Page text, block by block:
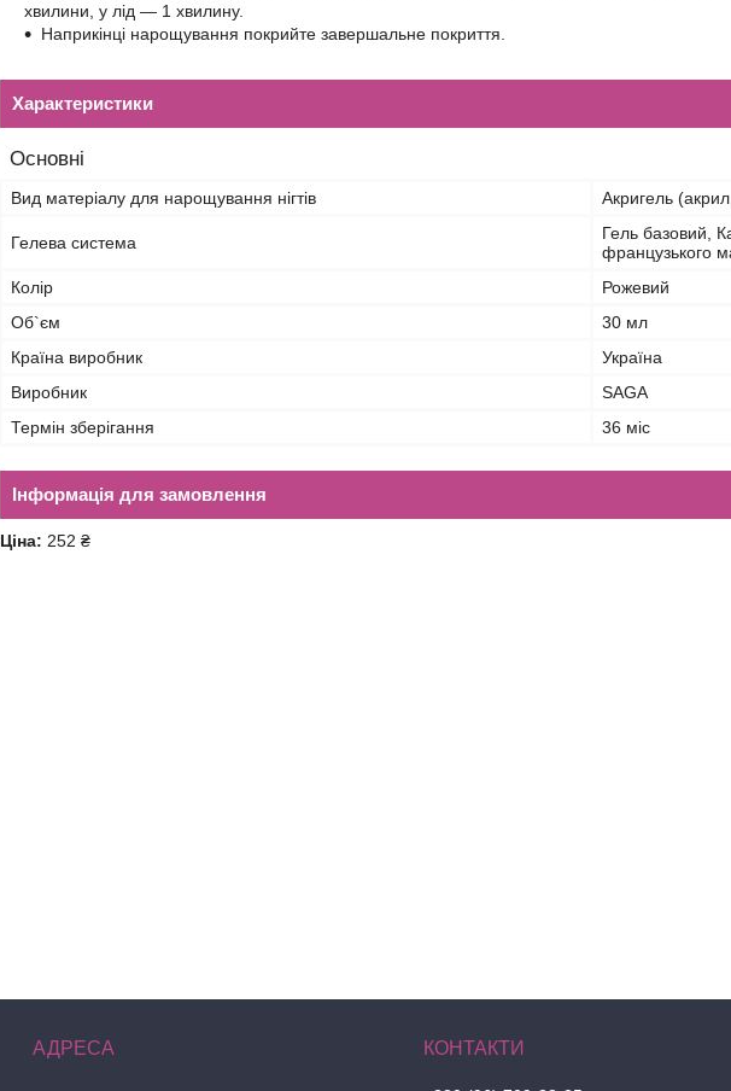
хвилини, у лід — 1 хвилину.
Наприкінці нарощування покрийте завершальне покриття.
Характеристики
Основні
Вид матеріалу для нарощування нігтів Акригель
Гелева система
Гель базовий,
французького
Колір
Рожевий
Об`єм
30 мл
Країна виробник
Україна
Виробник
SAGA
Термін зберігання
36 міс
Інформація для замовлення
Ціна: 252 ₴